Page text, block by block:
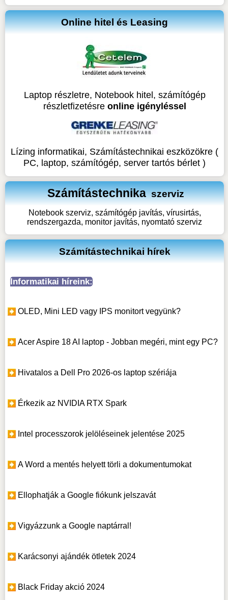
Online hitel és Leasing
Laptop részletre, Notebook hitel, számítógép
részletfizetésre online igényléssel
Lízing informatikai, Számítástechnikai eszközökre (
PC, laptop, számítógép, server tartós bérlet )
Számítástechnika szerviz
Notebook szerviz, számítógép javítás, vírusirtás,
rendszergazda, monitor javítás, nyomtató szerviz
Számítástechnikai hírek
Informatikai híreink:
OLED, Mini LED vagy IPS monitort vegyünk?
Acer Aspire 18 AI laptop - Jobban megéri, mint egy PC?
Hivatalos a Dell Pro 2026-os laptop szériája
Érkezik az NVIDIA RTX Spark
Intel processzorok jelöléseinek jelentése 2025
A Word a mentés helyett törli a dokumentumokat
Ellophatják a Google fiókunk jelszavát
Vigyázzunk a Google naptárral!
Karácsonyi ajándék ötletek 2024
Black Friday akció 2024